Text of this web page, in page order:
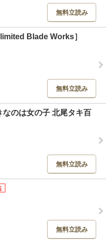
無料立読み
Blade Works］
無料立読み
のは女の子 北尾タキ百
無料立読み
無料立読み